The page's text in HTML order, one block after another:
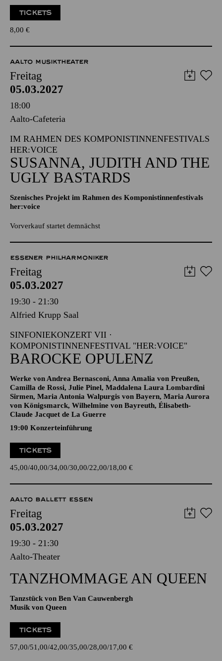
Zweistündiger öffentlicher Rundgang durch das Aalto-Theater
mit Blick hinter die Kulissen
8,00 €
AALTO MUSIKTHEATER
Freitag
05.03.2027
18:00
Aalto-Cafeteria
IM RAHMEN DES KOMPONISTINNENFESTIVALS
HER:VOICE
SUSANNA, JUDITH AND THE
UGLY BASTARDS
Szenisches Projekt im Rahmen des Komponistinnenfestivals
Vorverkauf startet demnächst
ESSENER PHILHARMONIKER
Freitag
05.03.2027
19:30 - 21:30
Alfried Krupp Saal
SINFONIEKONZERT VII ·
KOMPONISTINNENFESTIVAL "HER:VOICE"
BAROCKE OPULENZ
Werke von Andrea Bernasconi, Anna Amalia von Preußen,
Camilla de Rossi, Julie Pinel, Maddalena Laura Lombardini
Sirmen, Maria Antonia Walpurgis von Bayern, Maria Aurora
Claude Jacquet de La Guerre
19:00 Konzerteinführung
45,00 40,00 34,00 30,00 22,00
AALTO BALLETT ESSEN
Freitag
05.03.2027
19:30 - 21:30
TANZ­HOMMAGE AN QUEEN
Tanzstück von Ben Van Cauwenbergh
Musik von Queen